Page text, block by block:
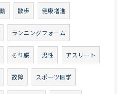
散歩 健康増進
ランニングフォーム
そり腰 男性 アスリート
故障 スポーツ医学